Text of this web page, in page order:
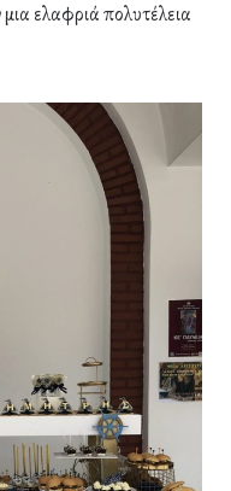
ελαφριά πολυτέλεια